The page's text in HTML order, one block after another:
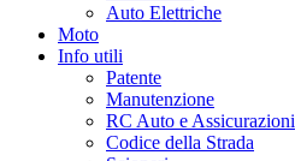
Auto Elettriche
Moto
Info utili
Patente
Manutenzione
RC Auto e Assicurazioni
Codice della Strada